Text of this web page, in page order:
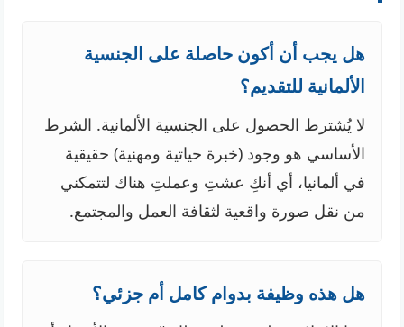
هل يجب أن أكون حاصلة على الجنسية
الألمانية للتقديم؟
لا يُشترط الحصول على الجنسية الألمانية. الشرط
الأساسي هو وجود (خبرة حياتية ومهنية) حقيقية
في ألمانيا، أي أنكِ عشتِ وعملتِ هناك لتتمكني
من نقل صورة واقعية لثقافة العمل والمجتمع.
هل هذه وظيفة بدوام كامل أم جزئي؟